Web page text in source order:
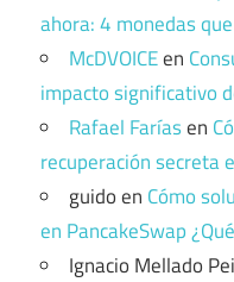
ahora: 4 monedas
McDVOICEen
impacto significativo
Rafael Faríasen
recuperación secreta
guidoen Cómo
en PancakeSwap
Ignacio Mellado